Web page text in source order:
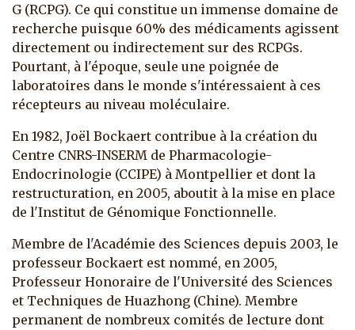
G (RCPG). Ce qui constitue un immense domaine de
recherche puisque 60% des médicaments agissent
directement ou indirectement sur des RCPGs.
Pourtant, à l'époque, seule une poignée de
laboratoires dans le monde s'intéressaient à ces
récepteurs au niveau moléculaire.
En 1982, Joël Bockaert contribue à la création du
Centre CNRS-INSERM de Pharmacologie-
Endocrinologie (CCIPE) à Montpellier et dont la
restructuration, en 2005, aboutit à la mise en place
de l'Institut de Génomique Fonctionnelle.
Membre de l'Académie des Sciences depuis 2003, le
professeur Bockaert est nommé, en 2005,
Professeur Honoraire de l'Université des Sciences
et Techniques de Huazhong (Chine). Membre
permanent de nombreux comités de lecture dont